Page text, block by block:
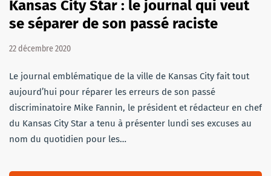
Kansas City Star : le journal qui veut
se séparer de son passé raciste
22 décembre 2020
Le journal emblématique de la ville de Kansas City fait tout
aujourd’hui pour réparer les erreurs de son passé
discriminatoire Mike Fannin, le président et rédacteur en chef
du Kansas City Star a tenu à présenter lundi ses excuses au
nom du quotidien pour les…